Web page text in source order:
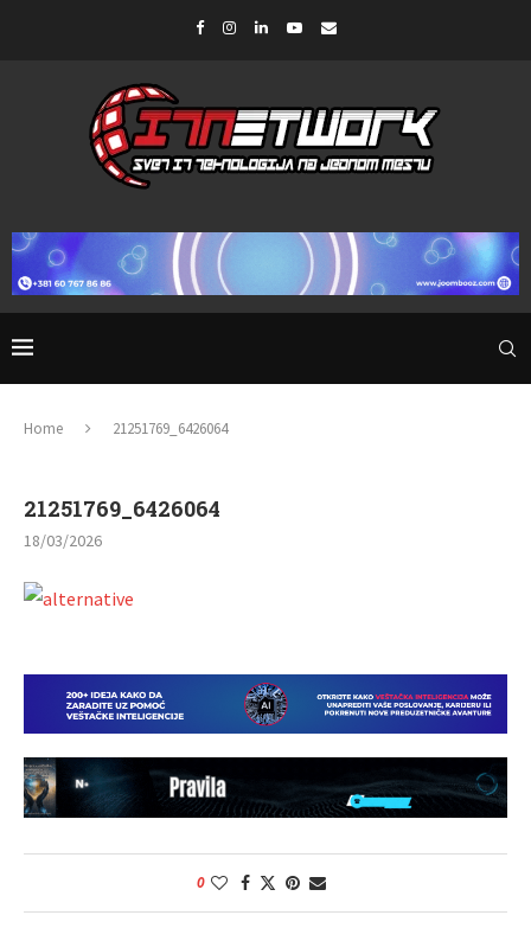
Home 21251769_6426064
21251769_6426064
18/03/2026
0